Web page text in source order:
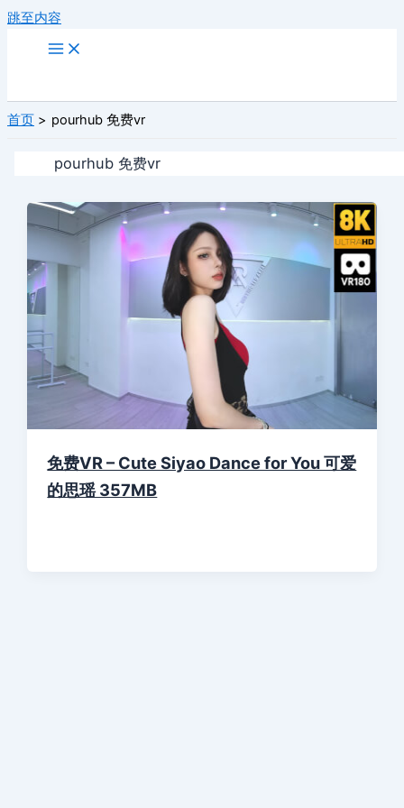
跳至内容
首页 pourhub 免费vr
pourhub 免费vr
免费VR – Cute Siyao Dance for You 可爱
的思瑶 357MB